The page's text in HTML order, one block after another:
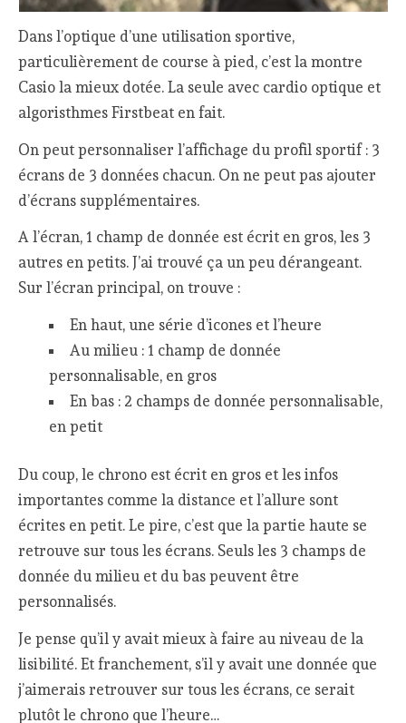
Dans l’optique d’une utilisation sportive,
particulièrement de course à pied, c’est la montre
Casio la mieux dotée. La seule avec cardio optique et
algoristhmes Firstbeat en fait.
On peut personnaliser l’affichage du profil sportif : 3
écrans de 3 données chacun. On ne peut pas ajouter
d’écrans supplémentaires.
A l’écran, 1 champ de donnée est écrit en gros, les 3
autres en petits. J’ai trouvé ça un peu dérangeant.
Sur l’écran principal, on trouve :
En haut, une série d’icones et l’heure
Au milieu : 1 champ de donnée
personnalisable, en gros
En bas : 2 champs de donnée personnalisable,
en petit
Du coup, le chrono est écrit en gros et les infos
importantes comme la distance et l’allure sont
écrites en petit. Le pire, c’est que la partie haute se
retrouve sur tous les écrans. Seuls les 3 champs de
donnée du milieu et du bas peuvent être
personnalisés.
Je pense qu’il y avait mieux à faire au niveau de la
lisibilité. Et franchement, s’il y avait une donnée que
j’aimerais retrouver sur tous les écrans, ce serait
plutôt le chrono que l’heure…